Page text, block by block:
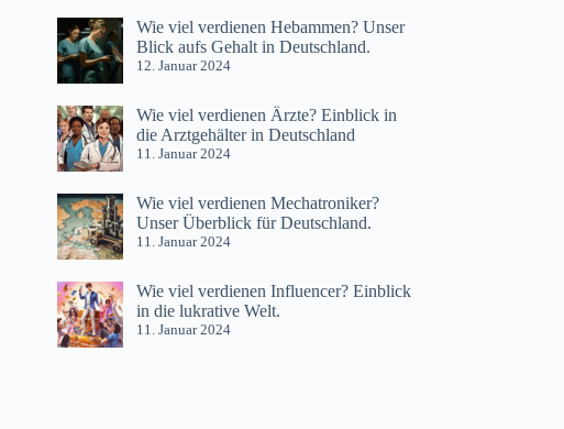
Wie viel verdienen Hebammen? Unser
Blick aufs Gehalt in Deutschland.
12. Januar 2024
Wie viel verdienen Ärzte? Einblick in
die Arztgehälter in Deutschland
11. Januar 2024
Wie viel verdienen Mechatroniker?
Unser Überblick für Deutschland.
11. Januar 2024
Wie viel verdienen Influencer? Einblick
in die lukrative Welt.
11. Januar 2024